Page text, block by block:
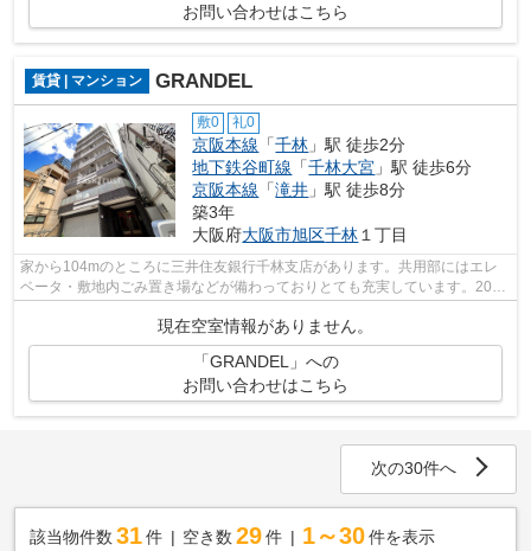
お問い合わせはこちら
賃貸 | マンション GRANDEL
敷0 礼0
京阪本線 「千林 」駅 徒歩2分
地下鉄谷町線 「千林大宮 」駅 徒歩6分
京阪本線 「滝井 」駅 徒歩8分
築3年
大阪府大阪市旭区千林 １丁目
家から104mのところに三井住友銀行千林支店があります。共用部にはエレ
ベータ・敷地内ごみ置き場などが備わっておりとても充実しています。2023
現在空室情報がありません。
「GRANDEL」への
お問い合わせはこちら
次の30件へ
該当物件数 31件 空き数 29 件 1～30 件を表示